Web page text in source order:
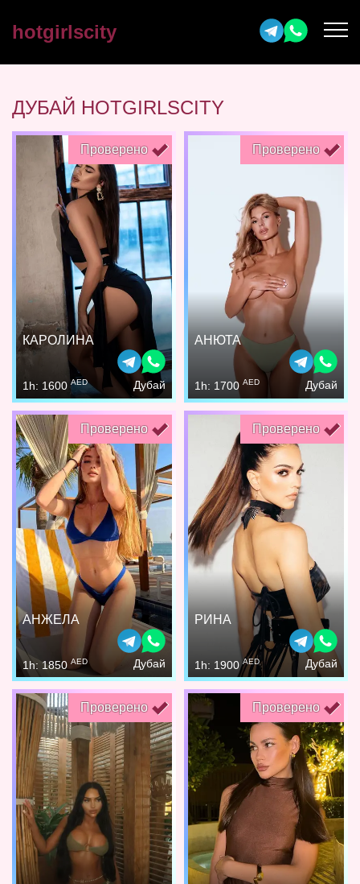
hotgirlscity
ДУБАЙ HOTGIRLSCITY
Проверено
КАРОЛИНА
1h: 1600 AED Дубай
Проверено
АНЮТА
1h: 1700 AED Дубай
Проверено
АНЖЕЛА
1h: 1850 AED Дубай
Проверено
РИНА
1h: 1900AED Дубай
Проверено Проверено